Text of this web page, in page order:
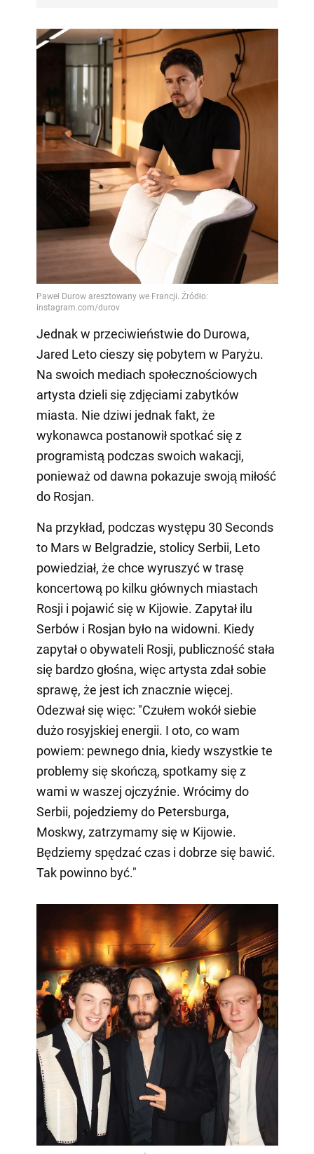
Jednak w przeciwieństwie do Durowa,
Jared Leto cieszy się pobytem w Paryżu.
Na swoich mediach społecznościowych
artysta dzieli się zdjęciami zabytków
miasta. Nie dziwi jednak fakt, że
wykonawca postanowił spotkać się z
programistą podczas swoich wakacji,
ponieważ od dawna pokazuje swoją miłość
do Rosjan.
Na przykład, podczas występu 30 Seconds
to Mars w Belgradzie, stolicy Serbii, Leto
powiedział, że chce wyruszyć w trasę
koncertową po kilku głównych miastach
Rosji i pojawić się w Kijowie. Zapytał ilu
Serbów i Rosjan było na widowni. Kiedy
zapytał o obywateli Rosji, publiczność stała
się bardzo głośna, więc artysta zdał sobie
sprawę, że jest ich znacznie więcej.
Odezwał się więc: "Czułem wokół siebie
dużo rosyjskiej energii. I oto, co wam
powiem: pewnego dnia, kiedy wszystkie te
problemy się skończą, spotkamy się z
wami w waszej ojczyźnie. Wrócimy do
Serbii, pojedziemy do Petersburga,
Moskwy, zatrzymamy się w Kijowie.
Będziemy spędzać czas i dobrze się bawić.
Tak powinno być."